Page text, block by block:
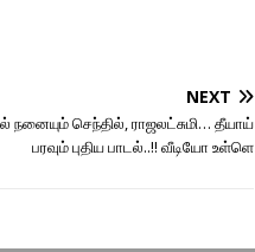
NEXT
நனையும் செந்தில், ராஜலட்சுமி… தீயாய்
பரவும் புதிய பாடல்..!! வீடியோ உள்ளெ